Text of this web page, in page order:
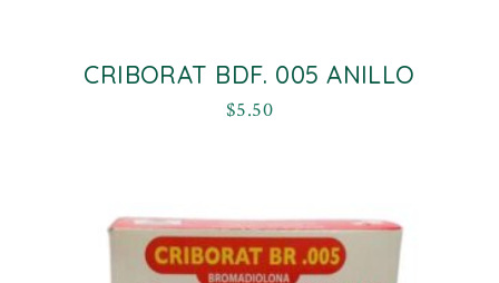
CRIBORAT BDF. 005 ANILLO
$5.50